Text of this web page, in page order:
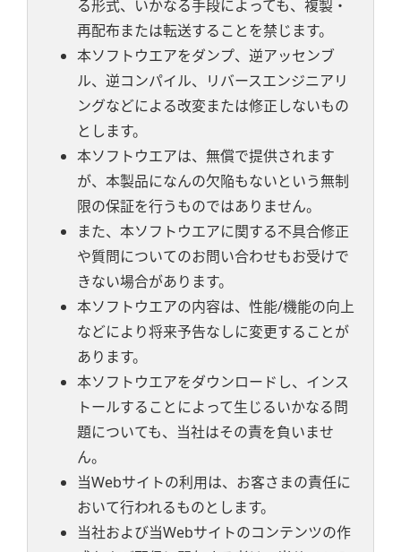
る形式、いかなる手段によっても、複製・
再配布または転送することを禁じます。
本ソフトウエアをダンプ、逆アッセンブ
ル、逆コンパイル、リバースエンジニアリ
ングなどによる改変または修正しないもの
とします。
本ソフトウエアは、無償で提供されます
が、本製品になんの欠陥もないという無制
限の保証を行うものではありません。
また、本ソフトウエアに関する不具合修正
や質問についてのお問い合わせもお受けで
きない場合があります。
本ソフトウエアの内容は、性能/機能の向上
などにより将来予告なしに変更することが
あります。
本ソフトウエアをダウンロードし、インス
トールすることによって生じるいかなる問
題についても、当社はその責を負いませ
ん。
当Webサイトの利用は、お客さまの責任に
おいて行われるものとします。
当社および当Webサイトのコンテンツの作